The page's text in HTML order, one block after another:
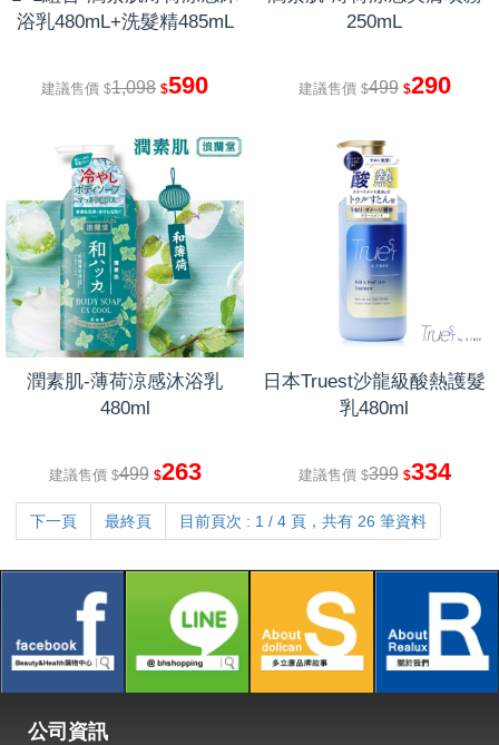
浴乳480mL+洗髮精485mL
建議售價 $1,098 $590
250mL
建議售價 $499 $290
潤素肌-薄荷涼感沐浴乳
480ml
建議售價 $499 $263
日本Truest沙龍級酸熱護髮
乳480ml
建議售價 $399 $334
下一頁 最終頁 目前頁次 : 1 / 4 頁，共有 26 筆資料
公司資訊